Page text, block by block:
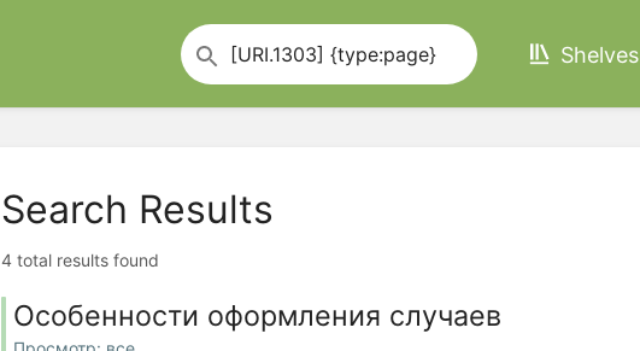
Shelves
Search Results
4 total results found
Особенности оформления случаев